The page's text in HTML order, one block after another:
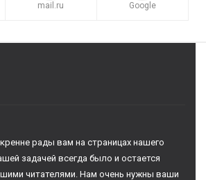
mail.ru Google
рады вам на страницах нашего
задачей всегда было и остается
читателями. Нам очень нужны ваши